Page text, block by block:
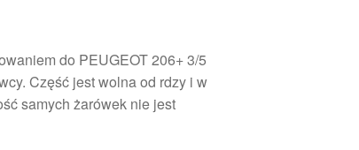
do PEUGEOT 206+ 3/5
Część jest wolna od rdzy i w
samych żarówek nie jest